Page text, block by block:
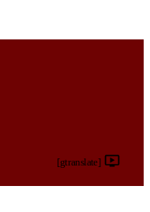
[gtranslate]